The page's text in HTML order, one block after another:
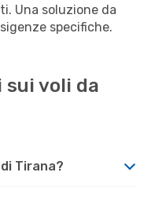
Una soluzione da
specifiche.
voli da
Tirana?